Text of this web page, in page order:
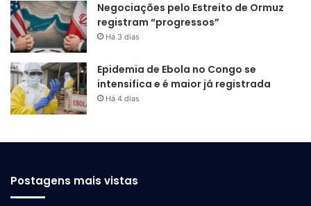
Alphaville, Novo Buritizal e Zerão/Congós
60 KM de pontes foram revitalizadas e 7 parquinhos
foram entregues em regiões periféricas. Os parques
oferecem para crianças das áreas de ressaca um local
para brincar.
O trânsito contou com mudanças também. A
Negociações pelo Estreito de Ormuz
registram “progressos”
Há 3 dias
Epidemia de Ebola no Congo se
intensifica e é maior já registrada
Há 4 dias
Postagens mais vistas